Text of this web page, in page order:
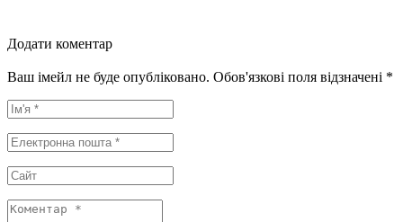
Додати коментар
Ваш імейл не буде опубліковано. Обов'язкові поля відзначені *